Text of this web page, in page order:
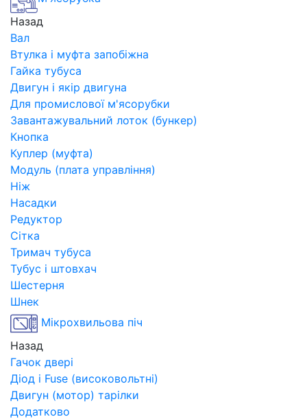
Назад
Вал
Втулка і муфта запобіжна
Гайка тубуса
Двигун і якір двигуна
Для промислової м'ясорубки
Завантажувальний лоток (бункер)
Кнопка
Куплер (муфта)
Модуль (плата управління)
Ніж
Насадки
Редуктор
Сітка
Тримач тубуса
Тубус і штовхач
Шестерня
Шнек
Мікрохвильова піч
Назад
Гачок двері
Діод і Fuse (високовольтні)
Двигун (мотор) тарілки
Додатково